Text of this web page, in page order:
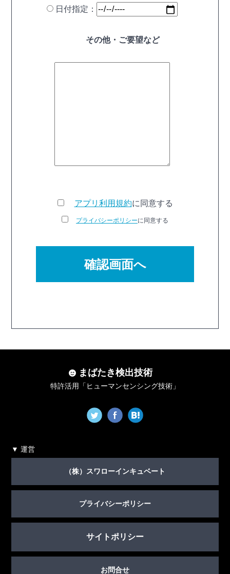
日付指定：
その他・ご要望など
アプリ利用規約に同意する
プライバシーポリシーに同意する
確認画面へ
まばたき検出技術
特許活用「ヒューマンセンシング技術」
運営
（株）スワローインキュベート
プライバシーポリシー
サイトポリシー
お問合せ